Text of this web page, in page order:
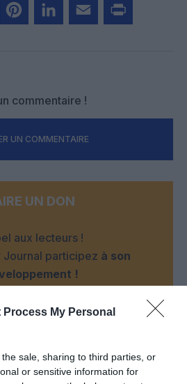
Process My Personal
sale, sharing to third parties, or
or sensitive information for
commentaire !
UN COMMENTAIRE
UN DON
aux lecteurs !
Journal participez à son
!